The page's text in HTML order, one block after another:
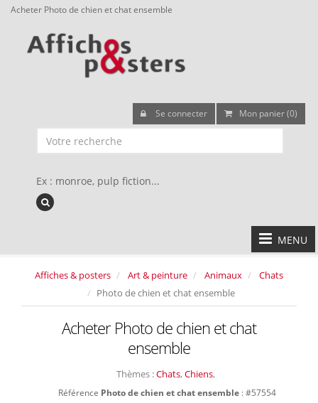
Acheter Photo de chien et chat ensemble
Se connecter Mon panier (0)
Ex : monroe, pulp fiction...
MENU
Affiches & posters Art & peinture Animaux
Chats
Photo de chien et chat ensemble
Acheter Photo de chien et chat
ensemble
Thèmes :Chats, Chiens,
Référence Photo de chien et chat ensemble : #57554